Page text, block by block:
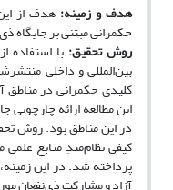
هدف و زمینه: هدف از
حکمرانی مبتنی بر جایگاه
روش تحقیق:
کلیدی حکمرانی در
این مطالعه ارائة چارچوبی
در این مناطق بود. روش
کیفی نظام‌مندِ منابع